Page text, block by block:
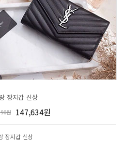
장지갑 신상
원 147,634원
장지갑 신상